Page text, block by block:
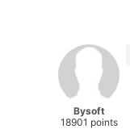
Bysoft
18901 points